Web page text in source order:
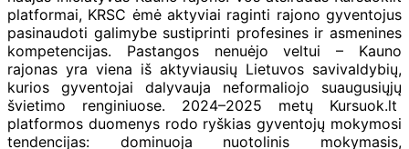
platformai, KRSC ėmė aktyviai raginti rajono gyventojus
pasinaudoti galimybe sustiprinti profesines ir asmenines
kompetencijas. Pastangos nenuėjo veltui – Kauno
rajonas yra viena iš aktyviausių Lietuvos savivaldybių,
kurios gyventojai dalyvauja neformaliojo suaugusiųjų
švietimo renginiuose. 2024–2025 metų Kursuok.lt
platformos duomenys rodo ryškias gyventojų mokymosi
tendencijas: dominuoja nuotolinis mokymasis,